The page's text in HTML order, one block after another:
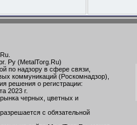
Ру (MetalTorg.Ru)
по надзору в сфере связи,
коммуникаций (Роскомнадзор),
решения о регистрации:
2023 г.
черных, цветных и
с обязательной